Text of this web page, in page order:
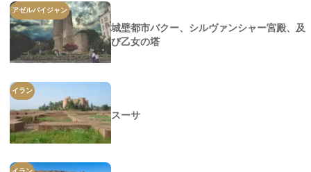
アゼルバイジャン
城壁都市バクー、シルヴァンシャー宮殿、及
び乙女の塔
イラン
スーサ